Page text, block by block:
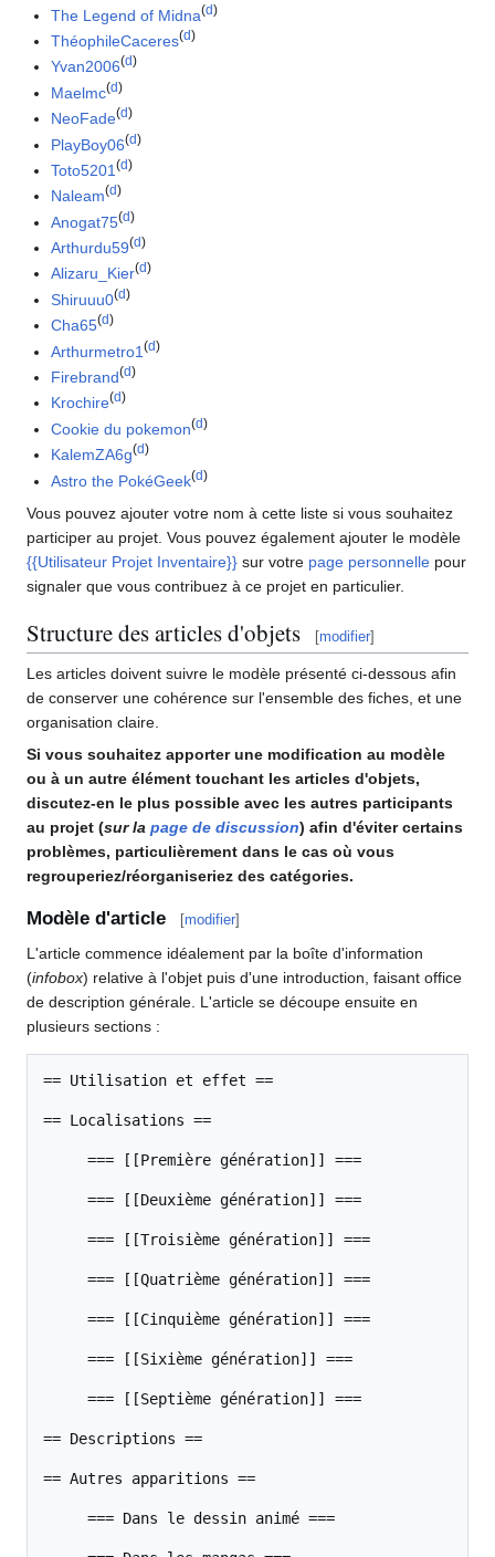
The Legend of Midna(d)
ThéophileCaceres(d)
Yvan2006(d)
Maelmc(d)
NeoFade(d)
PlayBoy06(d)
Toto5201(d)
Naleam(d)
Anogat75(d)
Arthurdu59(d)
Alizaru_Kier(d)
Shiruuu0(d)
Cha65(d)
Arthurmetro1(d)
Firebrand(d)
Krochire(d)
Cookie du pokemon(d)
KalemZA6g(d)
Astro the PokéGeek(d)
Vous pouvez ajouter votre nom à cette liste si vous souhaitez
participer au projet. Vous pouvez également ajouter le modèle
{{Utilisateur Projet Inventaire}} sur votre page personnelle pour
signaler que vous contribuez à ce projet en particulier.
Structure des articles d'objets [modifier]
Les articles doivent suivre le modèle présenté ci-dessous afin
de conserver une cohérence sur l'ensemble des fiches, et une
organisation claire.
Si vous souhaitez apporter une modification au modèle
ou à un autre élément touchant les articles d'objets,
discutez-en le plus possible avec les autres participants
au projet (sur la page de discussion) afin d'éviter certains
problèmes, particulièrement dans le cas où vous
regrouperiez/réorganiseriez des catégories.
Modèle d'article [modifier]
L'article commence idéalement par la boîte d'information
(infobox) relative à l'objet puis d'une introduction, faisant office
de description générale. L'article se découpe ensuite en
plusieurs sections :
== Utilisation et effet ==
== Localisations ==
== Descriptions ==
== Autres apparitions ==